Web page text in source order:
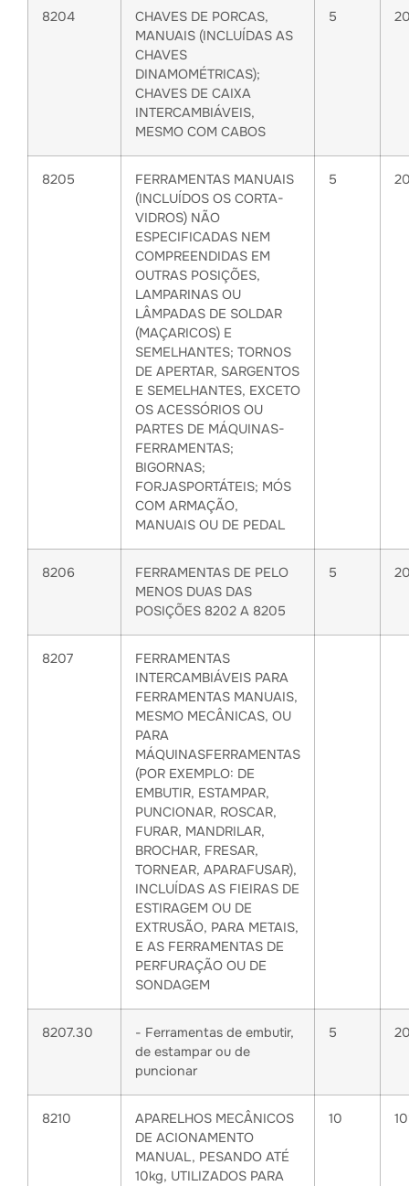
8204
CHAVES DE PORCAS,
MANUAIS (INCLUÍDAS AS
CHAVES
DINAMOMÉTRICAS);
CHAVES DE CAIXA
INTERCAMBIÁVEIS,
MESMO COM CABOS
5
8205
FERRAMENTAS MANUAIS
(INCLUÍDOS OS CORTA-
VIDROS) NÃO
ESPECIFICADAS NEM
COMPREENDIDAS EM
OUTRAS POSIÇÕES,
LAMPARINAS OU
LÂMPADAS DE SOLDAR
(MAÇARICOS) E
SEMELHANTES; TORNOS
DE APERTAR, SARGENTOS
E SEMELHANTES, EXCETO
OS ACESSÓRIOS OU
PARTES DE MÁQUINAS-
FERRAMENTAS;
BIGORNAS;
FORJASPORTÁTEIS; MÓS
COM ARMAÇÃO,
MANUAIS OU DE PEDAL
5
8206
FERRAMENTAS DE PELO
MENOS DUAS DAS
POSIÇÕES 8202 A 8205
5
8207
FERRAMENTAS
INTERCAMBIÁVEIS PARA
FERRAMENTAS MANUAIS,
MESMO MECÂNICAS, OU
PARA
MÁQUINASFERRAMENTAS
(POR EXEMPLO: DE
EMBUTIR, ESTAMPAR,
PUNCIONAR, ROSCAR,
FURAR, MANDRILAR,
BROCHAR, FRESAR,
TORNEAR, APARAFUSAR),
INCLUÍDAS AS FIEIRAS DE
ESTIRAGEM OU DE
EXTRUSÃO, PARA METAIS,
E AS FERRAMENTAS DE
PERFURAÇÃO OU DE
SONDAGEM
8207.30
- Ferramentas de embutir,
de estampar ou de
puncionar
5
8210
APARELHOS MECÂNICOS
DE ACIONAMENTO
MANUAL, PESANDO ATÉ
10kg, UTILIZADOS PARA
10